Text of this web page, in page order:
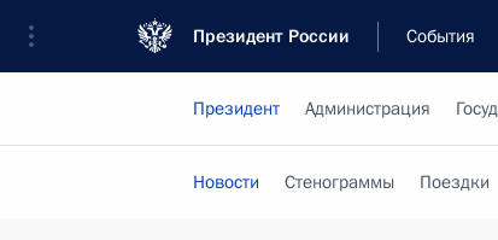
Президент России События
Президент Администрация
Новости Стенограммы Поездки